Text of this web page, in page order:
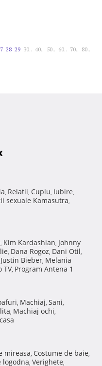
28 29 30.. 40.. 50.. 60.. 70.. 80..
, Relatii, Cuplu, Iubire,
sexuale Kamasutra,
, Kim Kardashian, Johnny
, Dana Rogoz, Dani Otil,
Justin Bieber, Melania
TV, Program Antena 1
, Machiaj, Sani,
, Machiaj ochi,
mireasa, Costume de baie,
logodna, Verighete,